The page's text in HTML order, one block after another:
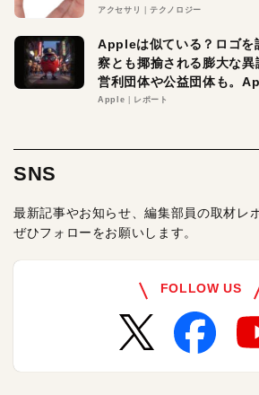
アクセサリ テクノロジー
Appleは似ている？ロゴを
察とも揶揄される膨大な
営利団体や公益団体も。
る理由とは
Apple レポート
SNS
最新記事やお知らせ、編集部員の取材レ
ぜひフォローをお願いします。
FOLLOW US